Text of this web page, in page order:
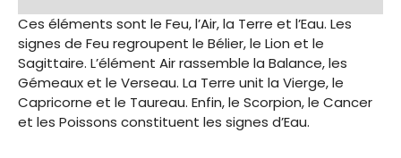
Ces éléments sont le Feu, l’Air, la Terre et l’Eau. Les
signes de Feu regroupent le Bélier, le Lion et le
Sagittaire. L’élément Air rassemble la Balance, les
Gémeaux et le Verseau. La Terre unit la Vierge, le
Capricorne et le Taureau. Enfin, le Scorpion, le Cancer
et les Poissons constituent les signes d’Eau.